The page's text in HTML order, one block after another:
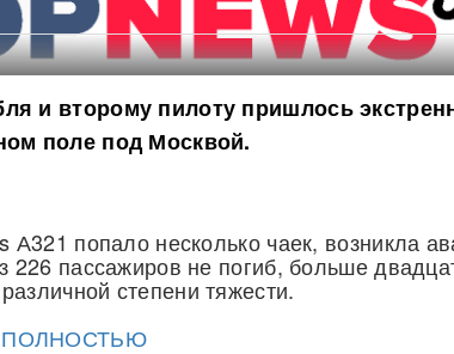
и второму пилоту пришлось
поле под Москвой.
А321 попало несколько чаек, возникла
226 пассажиров не погиб, больше
степени тяжести.
ПОЛНОСТЬЮ